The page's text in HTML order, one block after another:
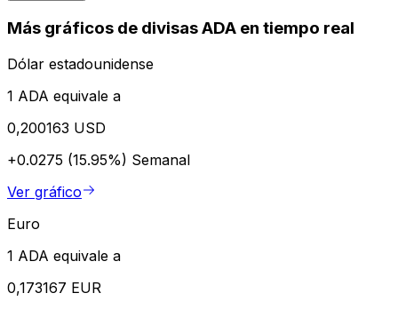
Más gráficos de divisas ADA en tiempo real
Dólar estadounidense
1 ADA equivale a
0,200163 USD
+0.0275 (15.95%) Semanal
Ver gráfico
Euro
1 ADA equivale a
0,173167 EUR